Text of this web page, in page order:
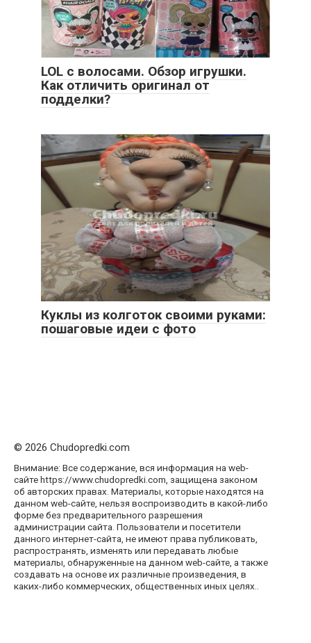
LOL с волосами. Обзор игрушки.
Как отличить оригинал от
подделки?
Куклы из колготок своими руками:
пошаговые идеи с фото
© 2026 Chudopredki.com
Внимание: Все содержание, вся информация на web-
сайте https://www.chudopredki.com, защищена законом
об авторских правах. Материалы, которые находятся на
данном web-сайте, нельзя воспроизводить в какой-либо
форме без предварительного разрешения
администрации сайта. Пользователи и посетители
данного интернет-сайта, не имеют права публиковать,
распространять, изменять или передавать любые
материалы, обнаруженные на данном web-сайте, а также
создавать на основе их различные произведения, в
каких-либо коммерческих, общественных иных целях..